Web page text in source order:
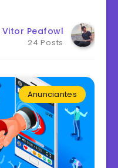
Vitor Peafowl
24 Posts
Anunciantes